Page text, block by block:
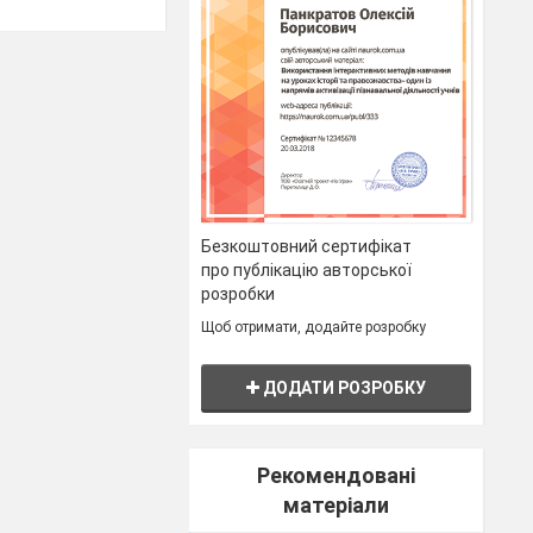
Безкоштовний сертифікат
про публікацію авторської
розробки
Щоб отримати, додайте розробку
ДОДАТИ РОЗРОБКУ
Рекомендовані
матеріали